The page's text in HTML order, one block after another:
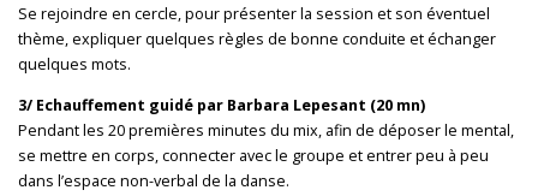
Se rejoindre en cercle, pour présenter la session et son éventuel
thème, expliquer quelques règles de bonne conduite et échanger
quelques mots.
3/ Echauffement guidé par Barbara Lepesant (20 mn)
Pendant les 20 premières minutes du mix, afin de déposer le mental,
se mettre en corps, connecter avec le groupe et entrer peu à peu
dans l’espace non-verbal de la danse.